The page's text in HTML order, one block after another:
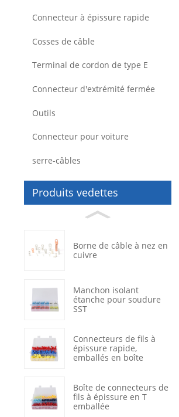
Connecteur à épissure rapide
Cosses de câble
Terminal de cordon de type E
Connecteur d'extrémité fermée
Outils
Connecteur pour voiture
serre-câbles
Produits vedettes
Borne de câble à nez en
cuivre
Manchon isolant
étanche pour soudure
SST
Connecteurs de fils à
épissure rapide,
emballés en boîte
Boîte de connecteurs de
fils à épissure en T
emballée